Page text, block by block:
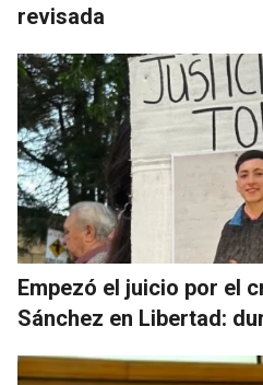
revisada
Empezó el juicio por el
Sánchez en Libertad: